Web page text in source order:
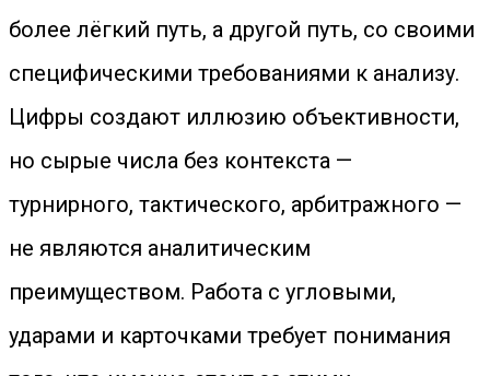
более лёгкий путь, а другой путь, со своими
специфическими требованиями к анализу.
Цифры создают иллюзию объективности,
но сырые числа без контекста —
турнирного, тактического, арбитражного —
не являются аналитическим
преимуществом. Работа с угловыми,
ударами и карточками требует понимания